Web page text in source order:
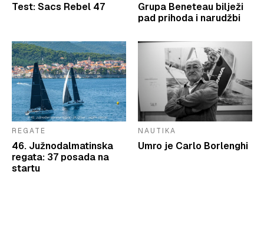
Test: Sacs Rebel 47
Grupa Beneteau bilježi
pad prihoda i narudžbi
REGATE
46. Južnodalmatinska
regata: 37 posada na
startu
NAUTIKA
Umro je Carlo Borlenghi